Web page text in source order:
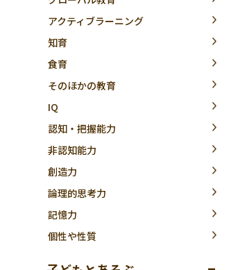
アクティブラーニング
知育
食育
そのほかの教育
IQ
認知・把握能力
非認知能力
創造力
論理的思考力
記憶力
個性や性質